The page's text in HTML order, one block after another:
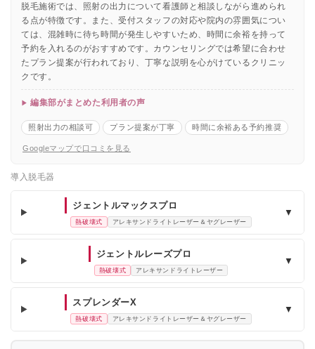
脱毛施術では、照射の出力について看護師と相談しながら進められ
る点が特徴です。また、受付スタッフの対応や院内の雰囲気につい
ては、混雑時に待ち時間が発生しやすいため、時間に余裕を持って
予約を入れるのがおすすめです。カウンセリングでは希望に合わせ
たプラン提案が行われており、丁寧な説明を心がけているクリニッ
クです。
編集部がまとめた利用者の声
照射出力の相談可 プラン提案が丁寧 時間に余裕ある予約推奨
Googleマップで口コミを見る
導入脱毛器
ジェントルマックスプロ
熱破壊式 アレキサンドライトレーザー＆ヤグレーザー
▼
ジェントルレーズプロ
熱破壊式 アレキサンドライトレーザー
▼
スプレンダーX
熱破壊式 アレキサンドライトレーザー＆ヤグレーザー
▼